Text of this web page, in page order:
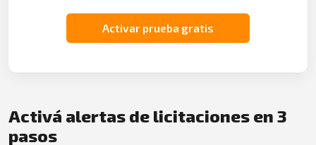
Activar prueba gratis
Activá alertas de licitaciones en 3
pasos